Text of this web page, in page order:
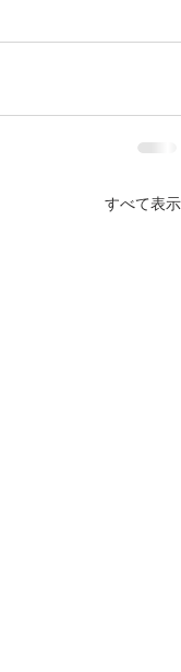
すべて表示